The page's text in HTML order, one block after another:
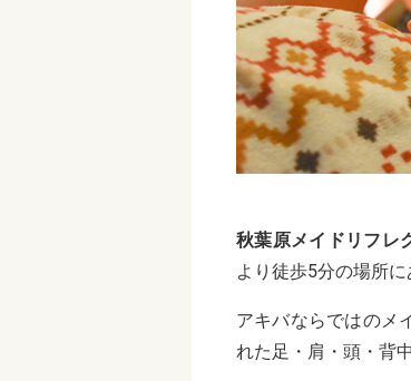
秋葉原メイドリフレ
より徒歩5分の場所
アキバならではのメ
れた足・肩・頭・背